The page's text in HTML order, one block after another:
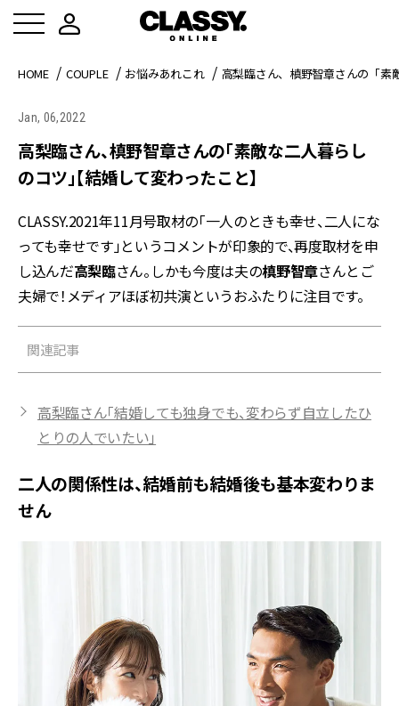
HOME COUPLE お悩みあれこれ 高梨臨さん、槙野智章さんの「
Jan, 06,2022
高梨臨さん、槙野智章さんの「素敵な二人暮らし
のコツ」【結婚して変わったこと】
CLASSY.2021年11月号取材の「一人のときも幸せ、二人にな
っても幸せです」というコメントが印象的で、再度取材を申
し込んだ高梨臨さん。しかも今度は夫の槙野智章さんとご
夫婦で！メディアほぼ初共演というおふたりに注目です。
関連記事
高梨臨さん「結婚しても独身でも、変わらず自立したひ
とりの人でいたい」
二人の関係性は、結婚前も結婚後も基本変わりま
せん